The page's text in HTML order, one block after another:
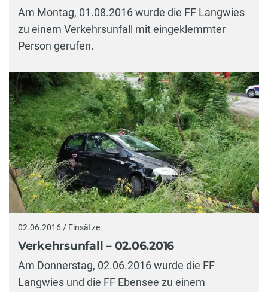
Am Montag, 01.08.2016 wurde die FF Langwies
zu einem Verkehrsunfall mit eingeklemmter
Person gerufen.
02.06.2016 / Einsätze
Verkehrsunfall – 02.06.2016
Am Donnerstag, 02.06.2016 wurde die FF
Langwies und die FF Ebensee zu einem